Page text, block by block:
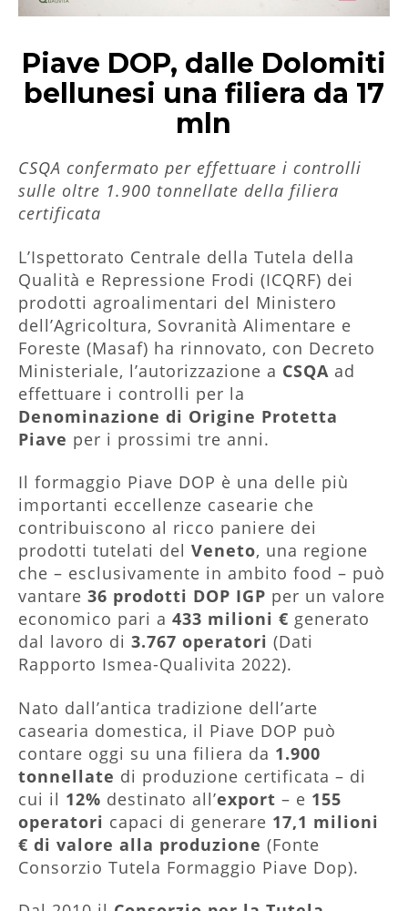
Piave DOP, dalle Dolomiti
bellunesi una filiera da 17
mln
CSQA confermato per effettuare i controlli
sulle oltre 1.900 tonnellate della filiera
certificata
L’Ispettorato Centrale della Tutela della
Qualità e Repressione Frodi (ICQRF) dei
prodotti agroalimentari del Ministero
dell’Agricoltura, Sovranità Alimentare e
Foreste (Masaf) ha rinnovato, con Decreto
Ministeriale, l’autorizzazione a CSQA ad
effettuare i controlli per la
Denominazione di Origine Protetta
Piave per i prossimi tre anni.
Il formaggio Piave DOP è una delle più
importanti eccellenze casearie che
contribuiscono al ricco paniere dei
prodotti tutelati del Veneto, una regione
che – esclusivamente in ambito food – può
vantare 36 prodotti DOP IGP per un valore
economico pari a 433 milioni € generato
dal lavoro di 3.767 operatori (Dati
Rapporto Ismea-Qualivita 2022).
Nato dall’antica tradizione dell’arte
casearia domestica, il Piave DOP può
contare oggi su una filiera da 1.900
tonnellate di produzione certificata – di
cui il 12% destinato all’export – e 155
operatori capaci di generare 17,1 milioni
€ di valore alla produzione (Fonte
Consorzio Tutela Formaggio Piave Dop).